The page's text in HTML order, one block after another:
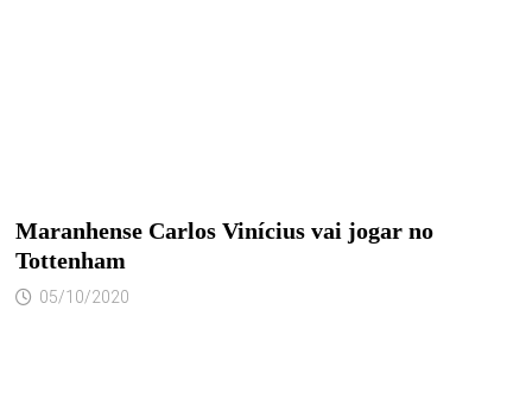
Maranhense Carlos Vinícius vai jogar no
Tottenham
05/10/2020